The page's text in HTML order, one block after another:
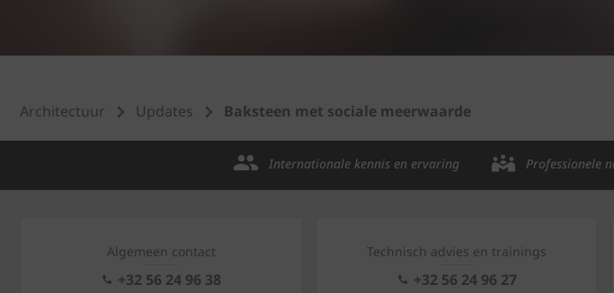
Architectuur Updates Baksteen met sociale meerwaarde
Internationale kennis en ervaring Professionele
Algemeen contact
+32 56 24 96 38
Technisch advies en trainings
+32 56 24 96 27